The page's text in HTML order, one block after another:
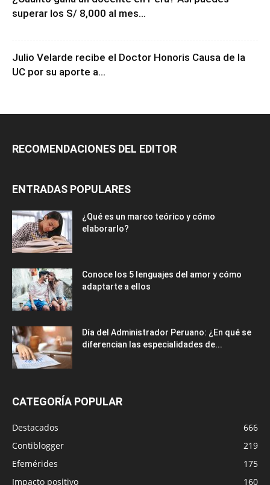
superar los S/ 8,000 al mes...
Julio Velarde recibe el Doctor Honoris Causa de la
UC por su aporte a...
RECOMENDACIONES DEL EDITOR
ENTRADAS POPULARES
¿Qué es un marco teórico y cómo
elaborarlo?
Conoce los 5 lenguajes del amor y cómo
adaptarte a ellos
Día del Administrador Peruano: ¿En qué se
diferencian las especialidades de...
CATEGORÍA POPULAR
Destacados
666
Contiblogger
219
Efemérides
175
Impacto positivo
160